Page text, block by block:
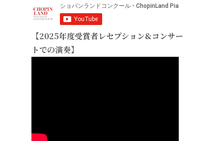
【2025年度受賞者レセプション&コンサー
トでの演奏】